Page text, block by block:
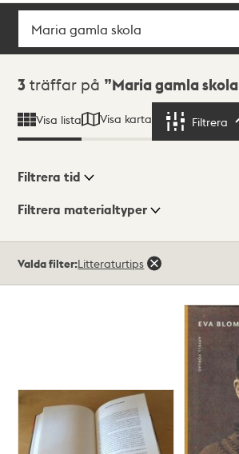
Sök
Sökresultat
3 träffar på Maria gamla skola
Visa lista Visa karta Filtrera
Visningsläge
Filtrera tid
Filtrera materialtyper
träffar
Valda filter:Litteraturtips